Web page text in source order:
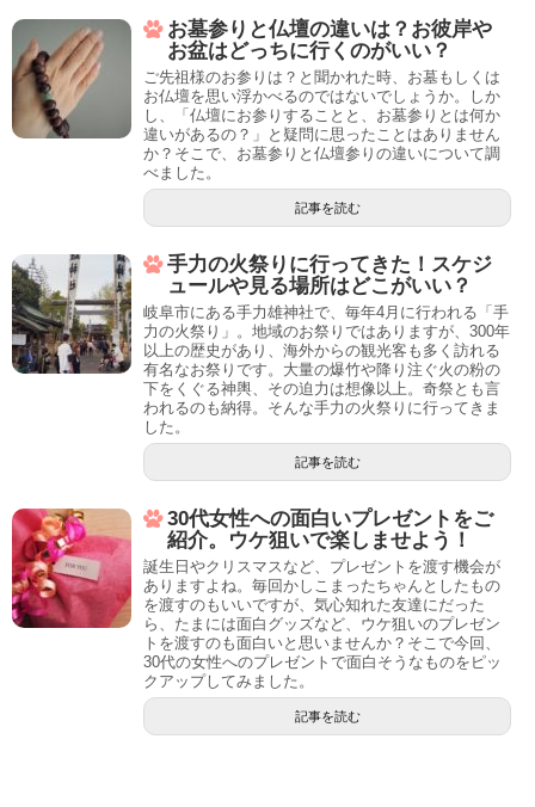
お墓参りと仏壇の違いは？お彼岸や
お盆はどっちに行くのがいい？
ご先祖様のお参りは？と聞かれた時、お墓もしくは
お仏壇を思い浮かべるのではないでしょうか。しか
し、「仏壇にお参りすることと、お墓参りとは何か
違いがあるの？」と疑問に思ったことはありません
か？そこで、お墓参りと仏壇参りの違いについて調
べました。
記事を読む
手力の火祭りに行ってきた！スケジ
ュールや見る場所はどこがいい？
岐阜市にある手力雄神社で、毎年4月に行われる「手
力の火祭り」。地域のお祭りではありますが、300年
以上の歴史があり、海外からの観光客も多く訪れる
有名なお祭りです。大量の爆竹や降り注ぐ火の粉の
下をくぐる神輿、その迫力は想像以上。奇祭とも言
われるのも納得。そんな手力の火祭りに行ってきま
した。
記事を読む
30代女性への面白いプレゼントをご
紹介。ウケ狙いで楽しませよう！
誕生日やクリスマスなど、プレゼントを渡す機会が
ありますよね。毎回かしこまったちゃんとしたもの
を渡すのもいいですが、気心知れた友達にだった
ら、たまには面白グッズなど、ウケ狙いのプレゼン
トを渡すのも面白いと思いませんか？そこで今回、
30代の女性へのプレゼントで面白そうなものをピッ
クアップしてみました。
記事を読む